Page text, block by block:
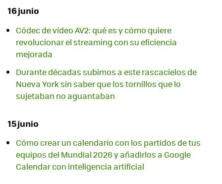
16 junio
Códec de vídeo AV2: qué es y cómo quiere
revolucionar el streaming con su eficiencia
mejorada
Durante décadas subimos a este rascacielos de
Nueva York sin saber que los tornillos que lo
sujetaban no aguantaban
15 junio
Cómo crear un calendario con los partidos de tus
equipos del Mundial 2026 y añadirlos a Google
Calendar con inteligencia artificial